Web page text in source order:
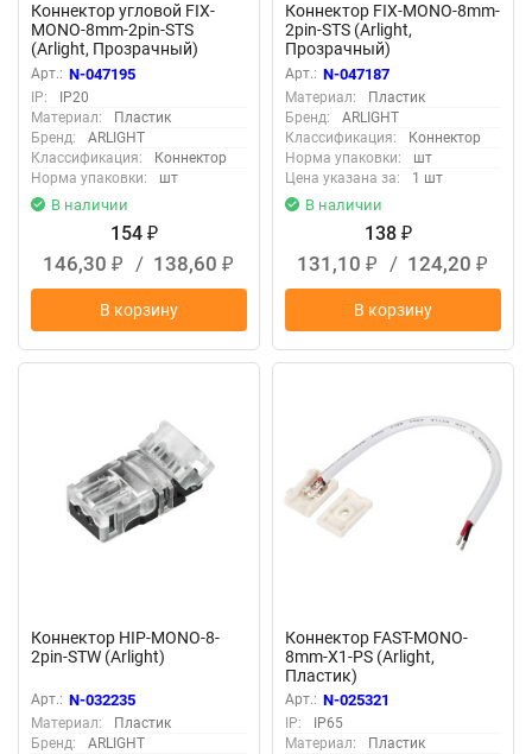
Коннектор угловой FIX-
MONO-8mm-2pin-STS
(Arlight, Прозрачный)
Арт.: N-047195
IP:
IP20
Материал:
Пластик
Бренд:
ARLIGHT
Классификация:
Коннектор
Норма упаковки:
шт
В наличии
154 ₽
146,30 ₽ / 138,60 ₽
В корзину
Коннектор FIX-MONO-8mm-
2pin-STS (Arlight,
Прозрачный)
Арт.: N-047187
Материал:
Пластик
Бренд:
ARLIGHT
Классификация:
Коннектор
Норма упаковки:
шт
Цена указана за:
1 шт
В наличии
138 ₽
131,10 ₽ / 124,20 ₽
В корзину
Коннектор HIP-MONO-8-
2pin-STW (Arlight)
Арт.: N-032235
Материал:
Пластик
Бренд:
ARLIGHT
Коннектор FAST-MONO-
8mm-X1-PS (Arlight,
Пластик)
Арт.: N-025321
IP:
IP65
Материал:
Пластик